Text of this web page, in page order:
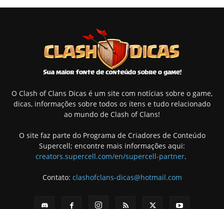
O Clash of Clans Dicas é um site com notícias sobre o game,
dicas, informações sobre todos os itens e tudo relacionado
ao mundo de Clash of Clans!
O site faz parte do Programa de Criadores de Conteúdo
Supercell; encontre mais informações aqui:
creators.supercell.com/en/supercell-partner.
Contato: clashofclans-dicas@hotmail.com